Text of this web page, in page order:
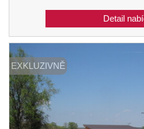
EXKLUZIVNĚ